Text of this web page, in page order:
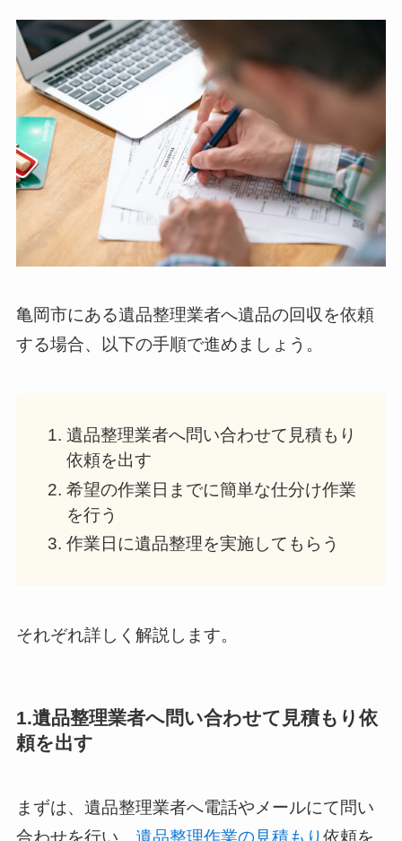
亀岡市にある遺品整理業者へ遺品の回収を依頼
する場合、以下の手順で進めましょう。
遺品整理業者へ問い合わせて見積もり
依頼を出す
希望の作業日までに簡単な仕分け作業
を行う
作業日に遺品整理を実施してもらう
それぞれ詳しく解説します。
1.遺品整理業者へ問い合わせて見積もり依
頼を出す
まずは、遺品整理業者へ電話やメールにて問い